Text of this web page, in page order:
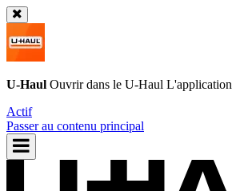
U-Haul Ouvrir dans le U-Haul L'application
Actif
Passer au contenu principal